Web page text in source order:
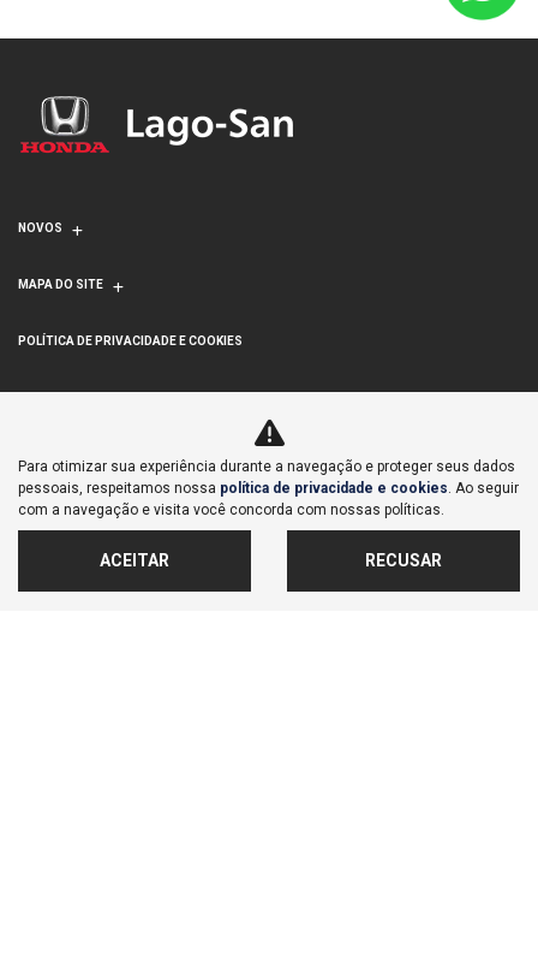
NOVOS
MAPA DO SITE
POLÍTICA DE PRIVACIDADE E COOKIES
EXPORTACAO S/A
CNPJ: 71.876.023/0001-02
Para otimizar sua experiência durante a navegação e proteger seus dados
pessoais, respeitamos nossa política de privacidade e cookies. Ao seguir
com a navegação e visita você concorda com nossas políticas.
ACEITAR RECUSAR